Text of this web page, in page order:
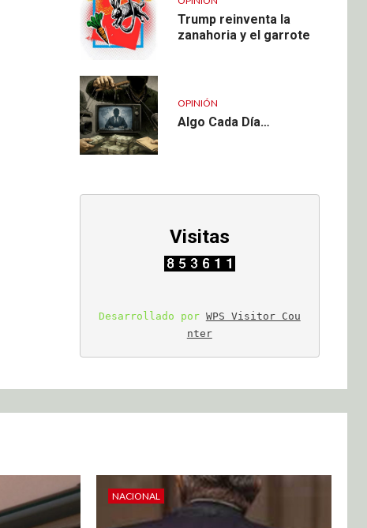
Trump reinventa la
zanahoria y el garrote
OPINIÓN
Algo Cada Día…
Visitas
Desarrollado por WPS Visitor Cou
nter
NACIONAL